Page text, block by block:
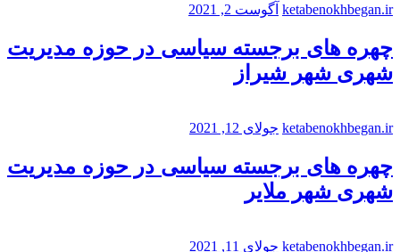
ketabenokhbegan.ir آگوست 2, 2021
چهره های برجسته سیاسی در حوزه مدیریت
شهری شهر شیراز
ketabenokhbegan.ir جولای 12, 2021
چهره های برجسته سیاسی در حوزه مدیریت
شهری شهر ملایر
ketabenokhbegan.ir جولای 11, 2021